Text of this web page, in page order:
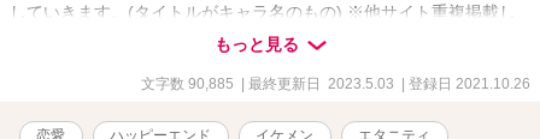
していきます。(タイトルがキャラ名のもの) ※他サイト重複掲載し
もっと見る
文字数 90,885 | 最終更新日 2023.5.03 | 登録日 2021.10.26
恋愛 ハッピーエンド イケメン エタニティ